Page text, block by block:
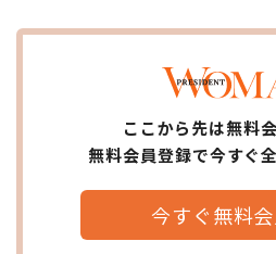
ここから先は無料
無料会員登録で今すぐ
今すぐ無料